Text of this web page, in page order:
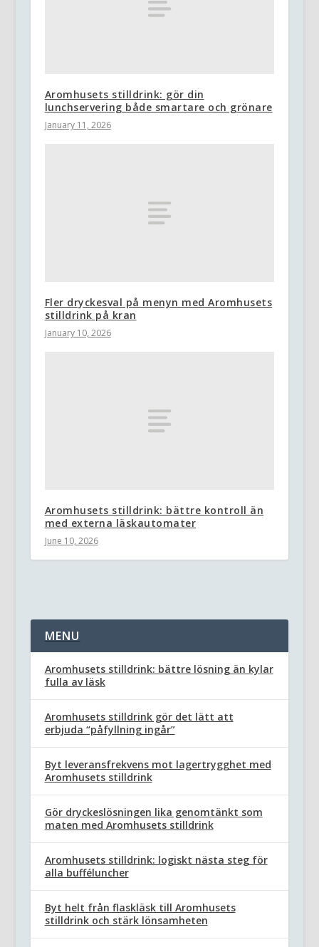
Aromhusets stilldrink: gör din
lunchservering både smartare och grönare
January 11, 2026
Fler dryckesval på menyn med Aromhusets
stilldrink på kran
January 10, 2026
Aromhusets stilldrink: bättre kontroll än
med externa läskautomater
June 10, 2026
MENU
Aromhusets stilldrink: bättre lösning än kylar
fulla av läsk
Aromhusets stilldrink gör det lätt att
erbjuda “påfyllning ingår”
Byt leveransfrekvens mot lagertrygghet med
Aromhusets stilldrink
Gör dryckeslösningen lika genomtänkt som
maten med Aromhusets stilldrink
Aromhusets stilldrink: logiskt nästa steg för
alla bufféluncher
Byt helt från flaskläsk till Aromhusets
stilldrink och stärk lönsamheten